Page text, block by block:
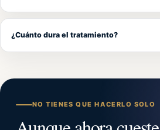
¿Cuánto dura el tratamiento?
NO TIENES QUE HACERLO SOLO